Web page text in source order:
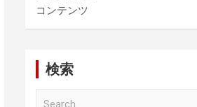
コンテンツ
検索